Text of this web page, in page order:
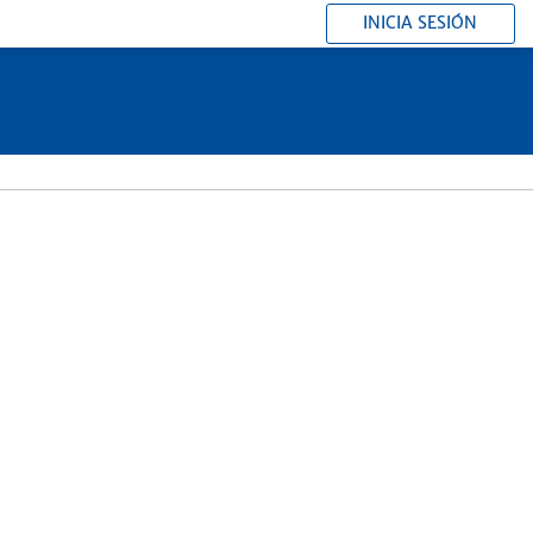
INICIA SESIÓN